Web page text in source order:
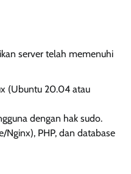
server telah memenuhi
(Ubuntu 20.04 atau
dengan hak sudo.
Nginx), PHP, dan database